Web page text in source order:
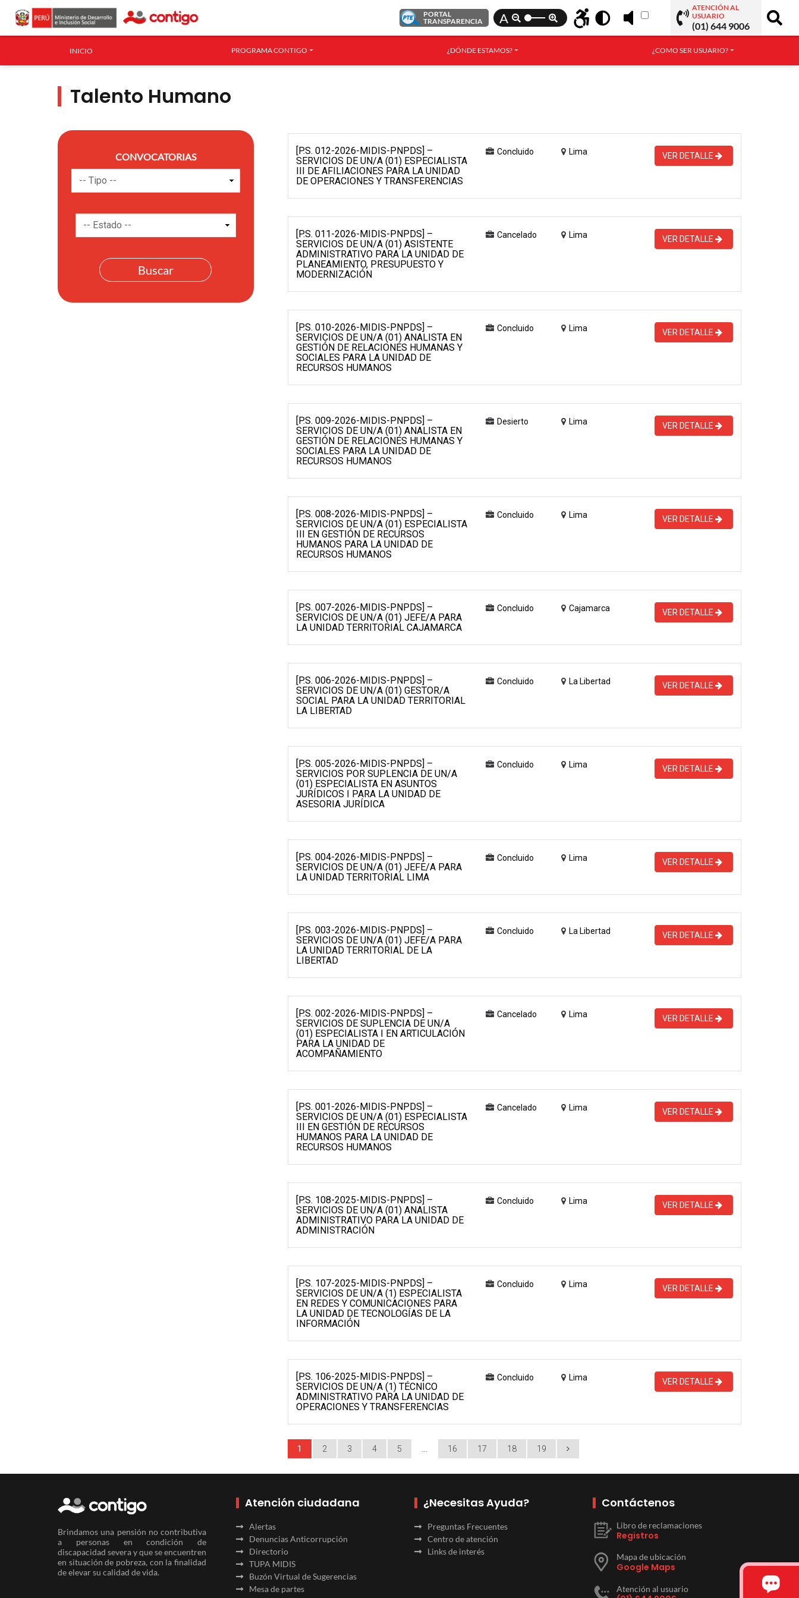
PORTAL
TRANSPARENCIA
A
ATENCIÓN AL
USUARIO
(01) 644 9006
INICIO PROGRAMA CONTIGO ¿DÓNDE ESTAMOS? ¿COMO SER USUARIO?
Talento Humano
CONVOCATORIAS
[P.S. 012-2026-MIDIS-PNPDS] –
SERVICIOS DE UN/A (01) ESPECIALISTA
III DE AFILIACIONES PARA LA UNIDAD
DE OPERACIONES Y TRANSFERENCIAS
Concluido Lima VER DETALLE
[P.S. 011-2026-MIDIS-PNPDS] –
SERVICIOS DE UN/A (01) ASISTENTE
ADMINISTRATIVO PARA LA UNIDAD DE
PLANEAMIENTO, PRESUPUESTO Y
MODERNIZACIÓN
Cancelado Lima VER DETALLE
[P.S. 010-2026-MIDIS-PNPDS] –
SERVICIOS DE UN/A (01) ANALISTA EN
GESTIÓN DE RELACIONES HUMANAS Y
SOCIALES PARA LA UNIDAD DE
RECURSOS HUMANOS
Concluido Lima VER DETALLE
[P.S. 009-2026-MIDIS-PNPDS] –
SERVICIOS DE UN/A (01) ANALISTA EN
GESTIÓN DE RELACIONES HUMANAS Y
SOCIALES PARA LA UNIDAD DE
RECURSOS HUMANOS
Desierto Lima VER DETALLE
[P.S. 008-2026-MIDIS-PNPDS] –
SERVICIOS DE UN/A (01) ESPECIALISTA
III EN GESTIÓN DE RECURSOS
HUMANOS PARA LA UNIDAD DE
RECURSOS HUMANOS
Concluido Lima VER DETALLE
[P.S. 007-2026-MIDIS-PNPDS] –
SERVICIOS DE UN/A (01) JEFE/A PARA
LA UNIDAD TERRITORIAL CAJAMARCA
Concluido Cajamarca VER DETALLE
[P.S. 006-2026-MIDIS-PNPDS] –
SERVICIOS DE UN/A (01) GESTOR/A
SOCIAL PARA LA UNIDAD TERRITORIAL
LA LIBERTAD
Concluido La Libertad VER DETALLE
[P.S. 005-2026-MIDIS-PNPDS] –
SERVICIOS POR SUPLENCIA DE UN/A
(01) ESPECIALISTA EN ASUNTOS
JURÍDICOS I PARA LA UNIDAD DE
ASESORIA JURÍDICA
Concluido Lima VER DETALLE
[P.S. 004-2026-MIDIS-PNPDS] –
SERVICIOS DE UN/A (01) JEFE/A PARA
LA UNIDAD TERRITORIAL LIMA
Concluido Lima VER DETALLE
[P.S. 003-2026-MIDIS-PNPDS] –
SERVICIOS DE UN/A (01) JEFE/A PARA
LA UNIDAD TERRITORIAL DE LA
LIBERTAD
Concluido La Libertad VER DETALLE
[P.S. 002-2026-MIDIS-PNPDS] –
SERVICIOS DE SUPLENCIA DE UN/A
(01) ESPECIALISTA I EN ARTICULACIÓN
PARA LA UNIDAD DE
ACOMPAÑAMIENTO
Cancelado Lima VER DETALLE
[P.S. 001-2026-MIDIS-PNPDS] –
SERVICIOS DE UN/A (01) ESPECIALISTA
III EN GESTIÓN DE RECURSOS
HUMANOS PARA LA UNIDAD DE
RECURSOS HUMANOS
Cancelado Lima VER DETALLE
[P.S. 108-2025-MIDIS-PNPDS] –
SERVICIOS DE UN/A (01) ANALISTA
ADMINISTRATIVO PARA LA UNIDAD DE
ADMINISTRACIÓN
Concluido Lima VER DETALLE
[P.S. 107-2025-MIDIS-PNPDS] –
SERVICIOS DE UN/A (1) ESPECIALISTA
EN REDES Y COMUNICACIONES PARA
LA UNIDAD DE TECNOLOGÍAS DE LA
INFORMACIÓN
Concluido Lima VER DETALLE
[P.S. 106-2025-MIDIS-PNPDS] –
SERVICIOS DE UN/A (1) TÉCNICO
ADMINISTRATIVO PARA LA UNIDAD DE
OPERACIONES Y TRANSFERENCIAS
Concluido Lima VER DETALLE
1 2 3 4 5 16 17 18 19
Brindamos una pensión no contributiva
a personas en condición de
discapacidad severa y que se encuentren
en situación de pobreza, con la finalidad
de elevar su calidad de vida.
Atención ciudadana
Alertas
Denuncias Anticorrupción
Directorio
TUPA MIDIS
Buzón Virtual de Sugerencias
Mesa de partes
¿Necesitas Ayuda?
Preguntas Frecuentes
Centro de atención
Links de interés
Contáctenos
Libro de reclamaciones
Registros
Mapa de ubicación
Google Maps
Atención al usuario